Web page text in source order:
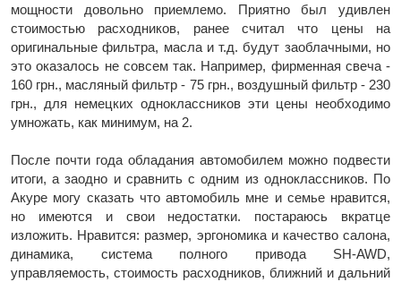
мощности довольно приемлемо. Приятно был удивлен
стоимостью расходников, ранее считал что цены на
оригинальные фильтра, масла и т.д. будут заоблачными, но
это оказалось не совсем так. Например, фирменная свеча -
160 грн., масляный фильтр - 75 грн., воздушный фильтр - 230
грн., для немецких одноклассников эти цены необходимо
умножать, как минимум, на 2.
После почти года обладания автомобилем можно подвести
итоги, а заодно и сравнить с одним из одноклассников. По
Акуре могу сказать что автомобиль мне и семье нравится,
но имеются и свои недостатки. постараюсь вкратце
изложить. Нравится: размер, эргономика и качество салона,
динамика, система полного привода SH-AWD,
управляемость, стоимость расходников, ближний и дальний